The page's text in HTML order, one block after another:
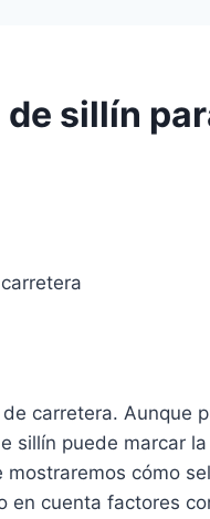
sillín
carretera. Aunque
sillín puede marcar la
cómo
en cuenta factores